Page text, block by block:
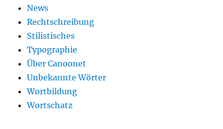
News
Rechtschreibung
Stilistisches
Typographie
Über Canoonet
Unbekannte Wörter
Wortbildung
Wortschatz